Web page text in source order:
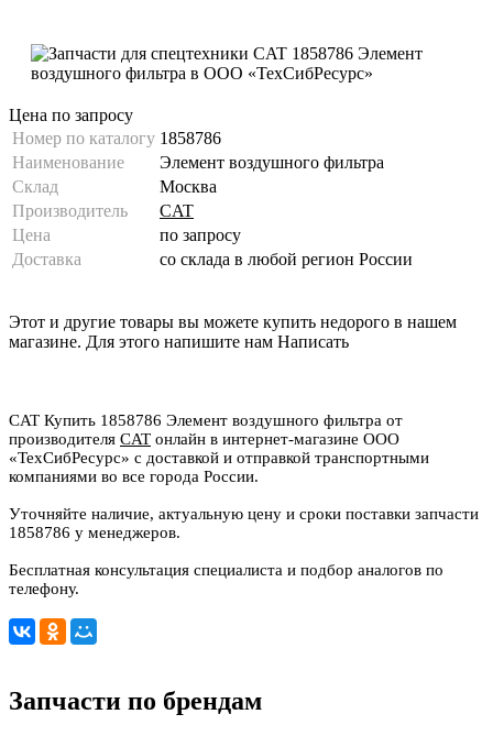
Цена по запросу
Номер по каталогу 1858786
Наименование
Элемент воздушного фильтра
Склад
Москва
Производитель
CAT
Цена
по запросу
Доставка
со склада в любой регион России
Этот и другие товары вы можете купить недорого в нашем
магазине. Для этого напишите нам Написать
CAT Купить 1858786 Элемент воздушного фильтра от
производителя CAT онлайн в интернет-магазине ООО
«ТехСибРесурс» с доставкой и отправкой транспортными
компаниями во все города России.
Уточняйте наличие, актуальную цену и сроки поставки запчасти
1858786 у менеджеров.
Бесплатная консультация специалиста и подбор аналогов по
телефону.
Запчасти по брендам